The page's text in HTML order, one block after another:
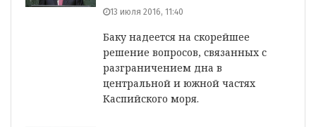
13 июля 2016, 11:40
Баку надеется на скорейшее
решение вопросов, связанных с
разграничением дна в
центральной и южной частях
Каспийского моря.